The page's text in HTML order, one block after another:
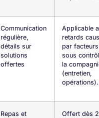
Communication
régulière,
détails sur
solutions
offertes
Applicable
retards
par facteurs
sous
la
(entretien,
opérations).
Repas et
Offert dès